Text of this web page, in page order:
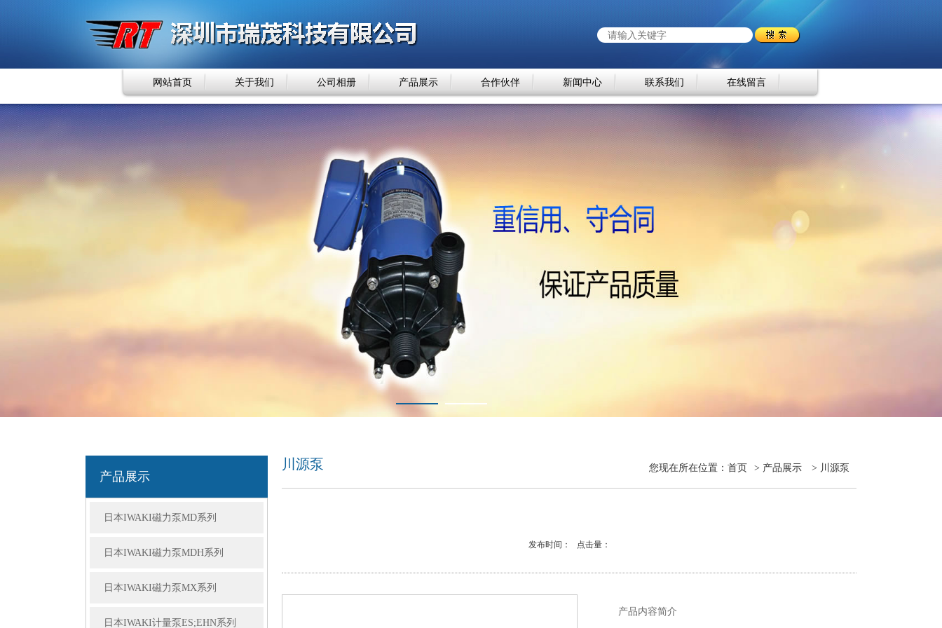
网站首页 关于我们 公司相册 产品展示 合作伙伴 新闻中心 联系我们 在线留言
产品展示
日本IWAKI磁力泵MD系列
日本IWAKI磁力泵MDH系列
日本IWAKI磁力泵MX系列
日本IWAKI计量泵ES;EHN系列
您现在所在位置： 首页 > 产品展示 > 川源泵
川源泵
发布时间： 点击量：
产品内容简介